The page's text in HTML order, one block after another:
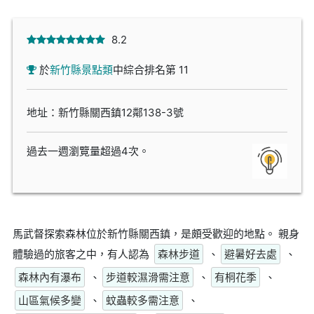
8.2
於新竹縣景點類中綜合排名第 11
地址：新竹縣關西鎮12鄰138-3號
過去一週瀏覽量超過4次。
馬武督探索森林位於新竹縣關西鎮，是頗受歡迎的地點。 親身
體驗過的旅客之中，有人認為
森林步道 、 避暑好去處
、
森林內有瀑布
、 步道較濕滑需注意 、 有桐花季
、
山區氣候多變
、 蚊蟲較多需注意 、